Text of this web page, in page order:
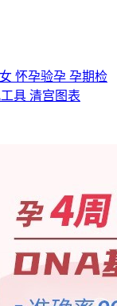
怀孕验孕 孕期检
具 清宫图表